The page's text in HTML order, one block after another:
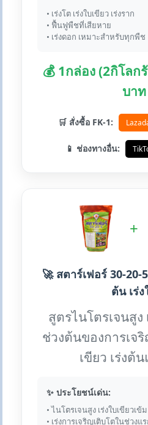
• เร่งโต เร่งใบเขียว เร่งราก
• ฟื้นฟูพืชที่เสียหาย
• เร่งดอก เหมาะสำหรับทุกพืช
💰 1กล่อง (2กิโลก
บาท
🛒 สั่งซื้อ FK-1:
📱 ช่องทางอื่น:
+
🚀 สตาร์เฟอร์ 30-20-
ต้น เร่ง
สูตรไนโตรเจนสู
ช่วงต้นของการเจริ
เขียว เร่งต้
✨ ประโยชน์เด่น:
• ไนโตรเจนสูง เร่งใบเขียวเข้ม
• เร่งการเจริญเติบโตในช่วงแ